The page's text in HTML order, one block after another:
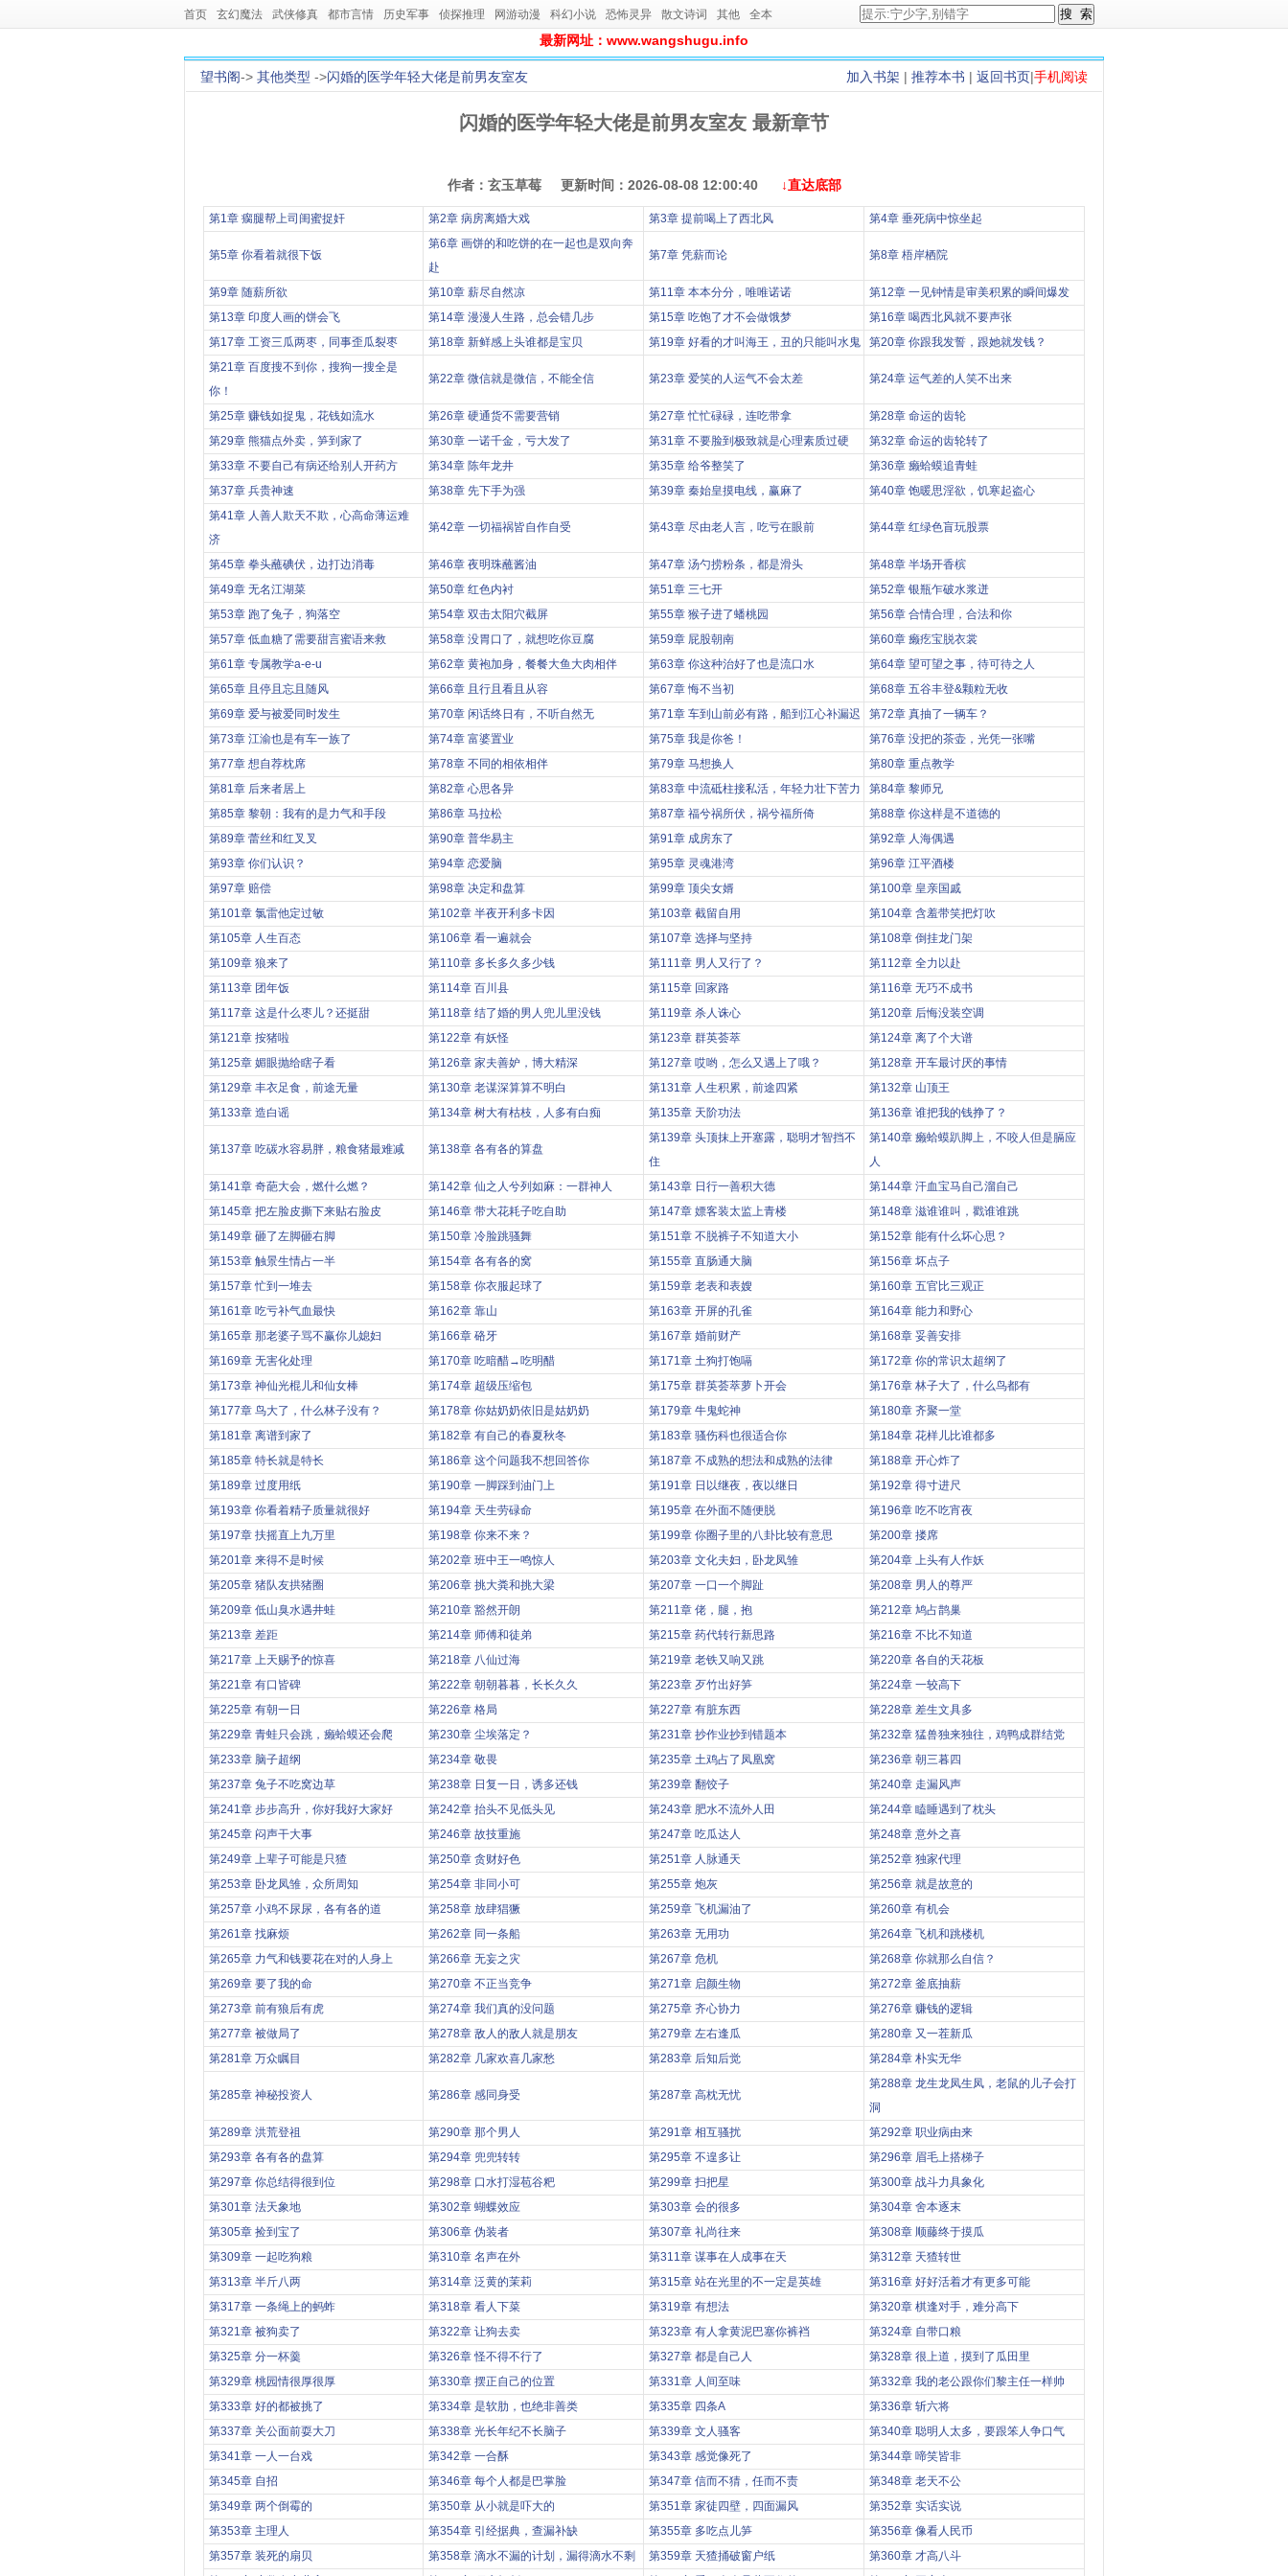
首页 玄幻魔法 武侠修真 都市言情 历史军事 侦探推理 网游动漫 科幻小说 恐怖灵异 散文诗词 其他 全本
最新网址：www.wangshugu.info
加入书架 | 推荐本书 | 返回书页|手机阅读
望书阁-> 其他类型 ->闪婚的医学年轻大佬是前男友室友
闪婚的医学年轻大佬是前男友室友 最新章节
作者：玄玉草莓 更新时间：2026-08-08 12:00:40 ↓直达底部
第1章 瘸腿帮上司闺蜜捉奸 第2章 病房离婚大戏 第3章 提前喝上了西北风 第4章 垂死病中惊坐起
第5章 你看着就很下饭
第6章 画饼的和吃饼的在一起也是双向奔
赴
第7章 凭薪而论 第8章 梧岸栖院
第9章 随薪所欲 第10章 薪尽自然凉 第11章 本本分分，唯唯诺诺
第12章 一见钟情是审美积累的瞬间爆发
第13章 印度人画的饼会飞
第14章 漫漫人生路，总会错几步 第15章 吃饱了才不会做饿梦
第16章 喝西北风就不要声张
第17章 工资三瓜两枣，同事歪瓜裂枣
第18章 新鲜感上头谁都是宝贝 第19章 好看的才叫海王，丑的只能叫水鬼
第20章 你跟我发誓，跟她就发钱？
第21章 百度搜不到你，搜狗一搜全是
你！
第22章 微信就是微信，不能全信 第23章 爱笑的人运气不会太差 第24章 运气差的人笑不出来
第25章 赚钱如捉鬼，花钱如流水 第26章 硬通货不需要营销 第27章 忙忙碌碌，连吃带拿
第28章 命运的齿轮
第29章 熊猫点外卖，笋到家了
第30章 一诺千金，亏大发了 第31章 不要脸到极致就是心理素质过硬
第32章 命运的齿轮转了
第33章 不要自己有病还给别人开药方
第34章 陈年龙井 第35章 给爷整笑了
第36章 癞蛤蟆追青蛙
第37章 兵贵神速
第38章 先下手为强 第39章 秦始皇摸电线，赢麻了
第40章 饱暖思淫欲，饥寒起盗心
第41章 人善人欺天不欺，心高命薄运难
济
第42章 一切福祸皆自作自受 第43章 尽由老人言，吃亏在眼前 第44章 红绿色盲玩股票
第45章 拳头蘸碘伏，边打边消毒 第46章 夜明珠蘸酱油 第47章 汤勺捞粉条，都是滑头
第48章 半场开香槟
第49章 无名江湖菜
第50章 红色内衬 第51章 三七开
第52章 银瓶乍破水浆迸
第53章 跑了兔子，狗落空
第54章 双击太阳穴截屏 第55章 猴子进了蟠桃园
第56章 合情合理，合法和你
第57章 低血糖了需要甜言蜜语来救
第58章 没胃口了，就想吃你豆腐 第59章 屁股朝南
第60章 癞疙宝脱衣裳
第61章 专属教学a-e-u
第62章 黄袍加身，餐餐大鱼大肉相伴 第63章 你这种治好了也是流口水
第64章 望可望之事，待可待之人
第65章 且停且忘且随风
第66章 且行且看且从容 第67章 悔不当初
第68章 五谷丰登&颗粒无收
第69章 爱与被爱同时发生
第70章 闲话终日有，不听自然无 第71章 车到山前必有路，船到江心补漏迟
第72章 真抽了一辆车？
第73章 江渝也是有车一族了
第74章 富婆置业 第75章 我是你爸！
第76章 没把的茶壶，光凭一张嘴
第77章 想自荐枕席
第78章 不同的相依相伴 第79章 马想换人
第80章 重点教学
第81章 后来者居上
第82章 心思各异 第83章 中流砥柱接私活，年轻力壮下苦力
第84章 黎师兄
第85章 黎朝：我有的是力气和手段
第86章 马拉松 第87章 福兮祸所伏，祸兮福所倚
第88章 你这样是不道德的
第89章 蕾丝和红叉叉
第90章 普华易主 第91章 成房东了
第92章 人海偶遇
第93章 你们认识？
第94章 恋爱脑 第95章 灵魂港湾
第96章 江平酒楼
第97章 赔偿
第98章 决定和盘算 第99章 顶尖女婿
第100章 皇亲国戚
第101章 氯雷他定过敏
第102章 半夜开利多卡因 第103章 截留自用
第104章 含羞带笑把灯吹
第105章 人生百态
第106章 看一遍就会 第107章 选择与坚持
第108章 倒挂龙门架
第109章 狼来了
第110章 多长多久多少钱 第111章 男人又行了？
第112章 全力以赴
第113章 团年饭
第114章 百川县 第115章 回家路
第116章 无巧不成书
第117章 这是什么枣儿？还挺甜
第118章 结了婚的男人兜儿里没钱 第119章 杀人诛心
第120章 后悔没装空调
第121章 按猪啦
第122章 有妖怪 第123章 群英荟萃
第124章 离了个大谱
第125章 媚眼抛给瞎子看
第126章 家夫善妒，博大精深 第127章 哎哟，怎么又遇上了哦？
第128章 开车最讨厌的事情
第129章 丰衣足食，前途无量
第130章 老谋深算算不明白 第131章 人生积累，前途四紧
第132章 山顶王
第133章 造白谣
第134章 树大有枯枝，人多有白痴 第135章 天阶功法 第136章 谁把我的钱挣了？
第137章 吃碳水容易胖，粮食猪最难减 第138章 各有各的算盘
第139章 头顶抹上开塞露，聪明才智挡不
住
第140章 癞蛤蟆趴脚上，不咬人但是膈应
人
第141章 奇葩大会，燃什么燃？
第142章 仙之人兮列如麻：一群神人 第143章 日行一善积大德
第144章 汗血宝马自己溜自己
第145章 把左脸皮撕下来贴右脸皮
第146章 带大花耗子吃自助 第147章 嫖客装太监上青楼
第148章 滋谁谁叫，戳谁谁跳
第149章 砸了左脚砸右脚
第150章 冷脸跳骚舞 第151章 不脱裤子不知道大小
第152章 能有什么坏心思？
第153章 触景生情占一半
第154章 各有各的窝 第155章 直肠通大脑
第156章 坏点子
第157章 忙到一堆去
第158章 你衣服起球了 第159章 老表和表嫂
第160章 五官比三观正
第161章 吃亏补气血最快
第162章 靠山 第163章 开屏的孔雀
第164章 能力和野心
第165章 那老婆子骂不赢你儿媳妇
第166章 硌牙 第167章 婚前财产
第168章 妥善安排
第169章 无害化处理
第170章 吃暗醋→吃明醋 第171章 土狗打饱嗝
第172章 你的常识太超纲了
第173章 神仙光棍儿和仙女棒
第174章 超级压缩包 第175章 群英荟萃萝卜开会
第176章 林子大了，什么鸟都有
第177章 鸟大了，什么林子没有？
第178章 你姑奶奶依旧是姑奶奶 第179章 牛鬼蛇神
第180章 齐聚一堂
第181章 离谱到家了
第182章 有自己的春夏秋冬 第183章 骚伤科也很适合你
第184章 花样儿比谁都多
第185章 特长就是特长
第186章 这个问题我不想回答你 第187章 不成熟的想法和成熟的法律
第188章 开心炸了
第189章 过度用纸
第190章 一脚踩到油门上 第191章 日以继夜，夜以继日
第192章 得寸进尺
第193章 你看着精子质量就很好
第194章 天生劳碌命 第195章 在外面不随便脱
第196章 吃不吃宵夜
第197章 扶摇直上九万里
第198章 你来不来？ 第199章 你圈子里的八卦比较有意思
第200章 搂席
第201章 来得不是时候
第202章 班中王一鸣惊人 第203章 文化夫妇，卧龙凤雏
第204章 上头有人作妖
第205章 猪队友拱猪圈
第206章 挑大粪和挑大梁 第207章 一口一个脚趾
第208章 男人的尊严
第209章 低山臭水遇井蛙
第210章 豁然开朗 第211章 佬，腿，抱
第212章 鸠占鹊巢
第213章 差距
第214章 师傅和徒弟 第215章 药代转行新思路
第216章 不比不知道
第217章 上天赐予的惊喜
第218章 八仙过海 第219章 老铁又响又跳
第220章 各自的天花板
第221章 有口皆碑
第222章 朝朝暮暮，长长久久 第223章 歹竹出好笋
第224章 一较高下
第225章 有朝一日
第226章 格局 第227章 有脏东西
第228章 差生文具多
第229章 青蛙只会跳，癞蛤蟆还会爬
第230章 尘埃落定？ 第231章 抄作业抄到错题本
第232章 猛兽独来独往，鸡鸭成群结党
第233章 脑子超纲
第234章 敬畏 第235章 土鸡占了凤凰窝
第236章 朝三暮四
第237章 兔子不吃窝边草
第238章 日复一日，诱多还钱 第239章 翻饺子
第240章 走漏风声
第241章 步步高升，你好我好大家好
第242章 抬头不见低头见 第243章 肥水不流外人田
第244章 瞌睡遇到了枕头
第245章 闷声干大事
第246章 故技重施 第247章 吃瓜达人
第248章 意外之喜
第249章 上辈子可能是只猹
第250章 贪财好色 第251章 人脉通天
第252章 独家代理
第253章 卧龙凤雏，众所周知
第254章 非同小可 第255章 炮灰
第256章 就是故意的
第257章 小鸡不尿尿，各有各的道
第258章 放肆猖獗 第259章 飞机漏油了
第260章 有机会
第261章 找麻烦
第262章 同一条船 第263章 无用功
第264章 飞机和跳楼机
第265章 力气和钱要花在对的人身上
第266章 无妄之灾 第267章 危机
第268章 你就那么自信？
第269章 要了我的命
第270章 不正当竞争 第271章 启颜生物
第272章 釜底抽薪
第273章 前有狼后有虎
第274章 我们真的没问题 第275章 齐心协力
第276章 赚钱的逻辑
第277章 被做局了
第278章 敌人的敌人就是朋友 第279章 左右逢瓜
第280章 又一茬新瓜
第281章 万众瞩目
第282章 几家欢喜几家愁 第283章 后知后觉 第284章 朴实无华
第285章 神秘投资人 第286章 感同身受 第287章 高枕无忧
第288章 龙生龙凤生凤，老鼠的儿子会打
洞
第289章 洪荒登祖
第290章 那个男人 第291章 相互骚扰
第292章 职业病由来
第293章 各有各的盘算
第294章 兜兜转转 第295章 不遑多让
第296章 眉毛上搭梯子
第297章 你总结得很到位
第298章 口水打湿苞谷粑 第299章 扫把星
第300章 战斗力具象化
第301章 法天象地
第302章 蝴蝶效应 第303章 会的很多
第304章 舍本逐末
第305章 捡到宝了
第306章 伪装者 第307章 礼尚往来
第308章 顺藤终于摸瓜
第309章 一起吃狗粮
第310章 名声在外 第311章 谋事在人成事在天
第312章 天猹转世
第313章 半斤八两
第314章 泛黄的茉莉 第315章 站在光里的不一定是英雄
第316章 好好活着才有更多可能
第317章 一条绳上的蚂蚱
第318章 看人下菜 第319章 有想法
第320章 棋逢对手，难分高下
第321章 被狗卖了
第322章 让狗去卖 第323章 有人拿黄泥巴塞你裤裆
第324章 自带口粮
第325章 分一杯羹
第326章 怪不得不行了 第327章 都是自己人
第328章 很上道，摸到了瓜田里
第329章 桃园情很厚很厚
第330章 摆正自己的位置 第331章 人间至味
第332章 我的老公跟你们黎主任一样帅
第333章 好的都被挑了
第334章 是软肋，也绝非善类 第335章 四条A
第336章 斩六将
第337章 关公面前耍大刀
第338章 光长年纪不长脑子 第339章 文人骚客
第340章 聪明人太多，要跟笨人争口气
第341章 一人一台戏
第342章 一合酥 第343章 感觉像死了
第344章 啼笑皆非
第345章 自招
第346章 每个人都是巴掌脸 第347章 信而不猜，任而不责
第348章 老天不公
第349章 两个倒霉的
第350章 从小就是吓大的 第351章 家徒四壁，四面漏风
第352章 实话实说
第353章 主理人
第354章 引经据典，查漏补缺 第355章 多吃点儿笋
第356章 像看人民币
第357章 装死的扇贝
第358章 滴水不漏的计划，漏得滴水不剩 第359章 天猹捅破窗户纸
第360章 才高八斗